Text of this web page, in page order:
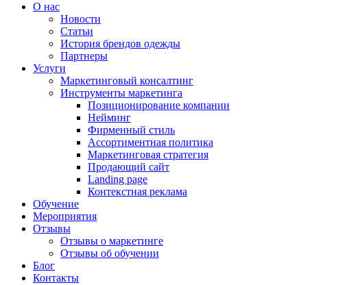
О нас
Новости
Статьи
История брендов одежды
Партнеры
Услуги
Маркетинговый консалтинг
Инструменты маркетинга
Позиционирование компании
Нейминг
Фирменный стиль
Ассортиментная политика
Маркетинговая стратегия
Продающий сайт
Landing page
Контекстная реклама
Обучение
Мероприятия
Отзывы
Отзывы о маркетинге
Отзывы об обучении
Блог
Контакты